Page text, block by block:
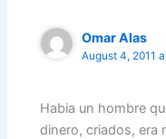
Omar Alas
August 4, 2011
Habia un hombre
dinero, criados, era